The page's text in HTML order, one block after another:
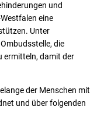
und
eine
Unter
die
ermitteln, damit der
der Menschen mit
und über folgenden